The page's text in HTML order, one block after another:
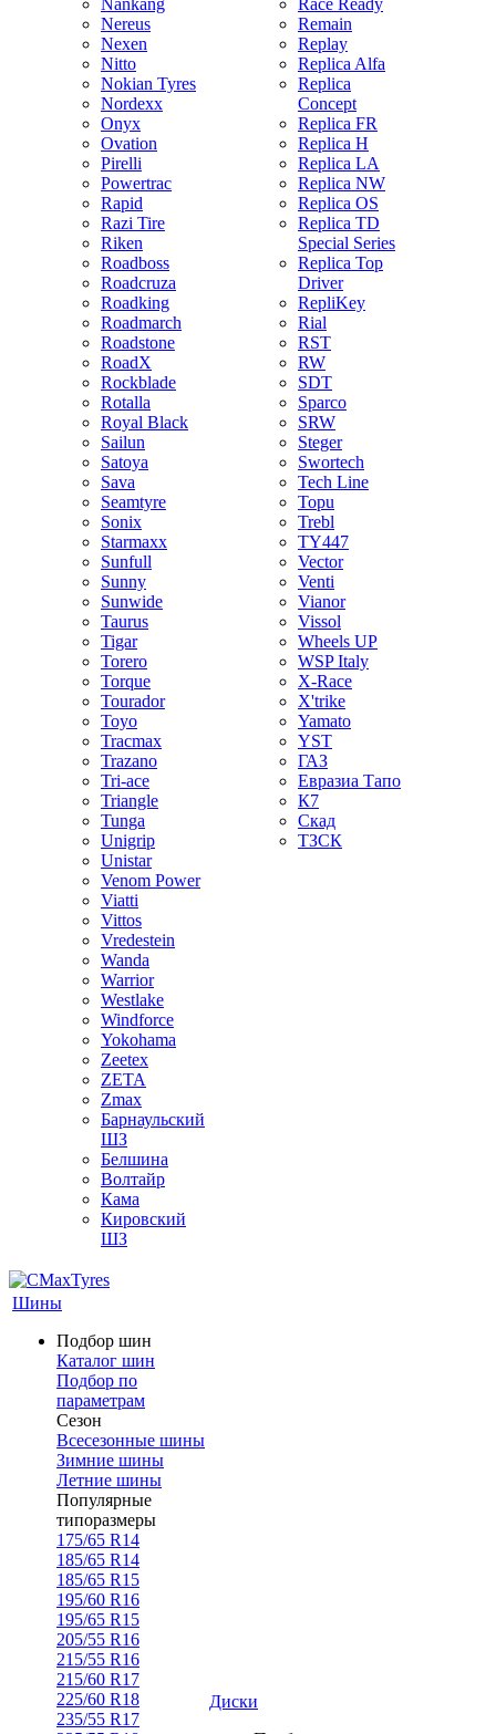
Nankang
Nereus
Nexen
Nitto
Nokian Tyres
Nordexx
Onyx
Ovation
Pirelli
Powertrac
Rapid
Razi Tire
Riken
Roadboss
Roadcruza
Roadking
Roadmarch
Roadstone
RoadX
Rockblade
Rotalla
Royal Black
Sailun
Satoya
Sava
Seamtyre
Sonix
Starmaxx
Sunfull
Sunny
Sunwide
Taurus
Tigar
Torero
Torque
Tourador
Toyo
Tracmax
Trazano
Tri-ace
Triangle
Tunga
Unigrip
Unistar
Venom Power
Viatti
Vittos
Vredestein
Wanda
Warrior
Westlake
Windforce
Yokohama
Zeetex
ZETA
Zmax
Барнаульский
ШЗ
Белшина
Волтайр
Кама
Кировский
ШЗ
Race Ready
Remain
Replay
Replica Alfa
Replica
Concept
Replica FR
Replica H
Replica LA
Replica NW
Replica OS
Replica TD
Special Series
Replica Top
Driver
RepliKey
Rial
RST
RW
SDT
Sparco
SRW
Steger
Swortech
Tech Line
Topu
Trebl
TY447
Vector
Venti
Vianor
Vissol
Wheels UP
WSP Italy
X-Race
X'trike
Yamato
YST
ГАЗ
Евразиа Тапо
К7
Скад
ТЗСК
Шины
Подбор шин
Каталог шин
Подбор по
параметрам
Сезон
Всесезонные шины
Зимние шины
Летние шины
Популярные
типоразмеры
175/65 R14
185/65 R14
185/65 R15
195/60 R16
195/65 R15
205/55 R16
215/55 R16
215/60 R17
225/60 R18
235/55 R17
Диски